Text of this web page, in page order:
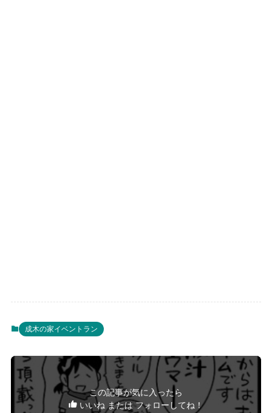
成木の家イベントラン
この記事が気に入ったら
いいね または フォローしてね！